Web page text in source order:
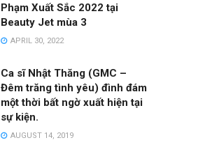
Phạm Xuất Sắc 2022 tại
Beauty Jet mùa 3
APRIL 30, 2022
Ca sĩ Nhật Thăng (GMC –
Đêm trăng tình yêu) đình đám
một thời bất ngờ xuất hiện tại
sự kiện.
AUGUST 14, 2019